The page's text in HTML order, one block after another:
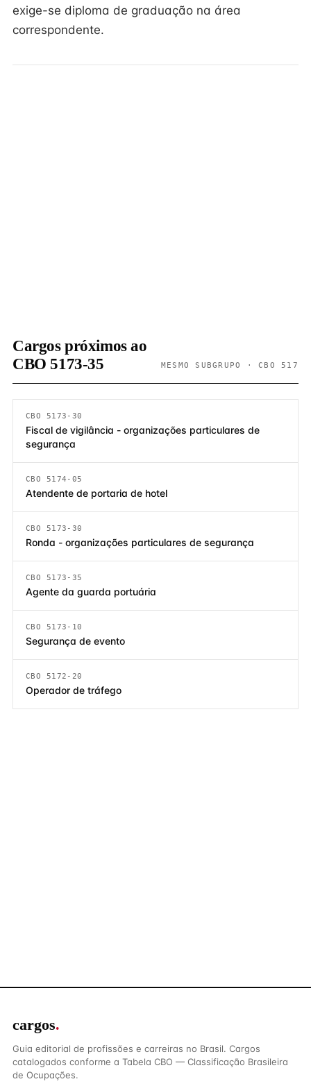
exige-se diploma de graduação na área
correspondente.
Cargos próximos ao
CBO 5173-35
MESMO SUBGRUPO · CBO 517
CBO 5173-30
Fiscal de vigilância - organizações particulares de
segurança
CBO 5174-05
Atendente de portaria de hotel
CBO 5173-30
Ronda - organizações particulares de segurança
CBO 5173-35
Agente da guarda portuária
CBO 5173-10
Segurança de evento
CBO 5172-20
Operador de tráfego
cargos.
Guia editorial de profissões e carreiras no Brasil. Cargos
catalogados conforme a Tabela CBO — Classificação Brasileira
de Ocupações.